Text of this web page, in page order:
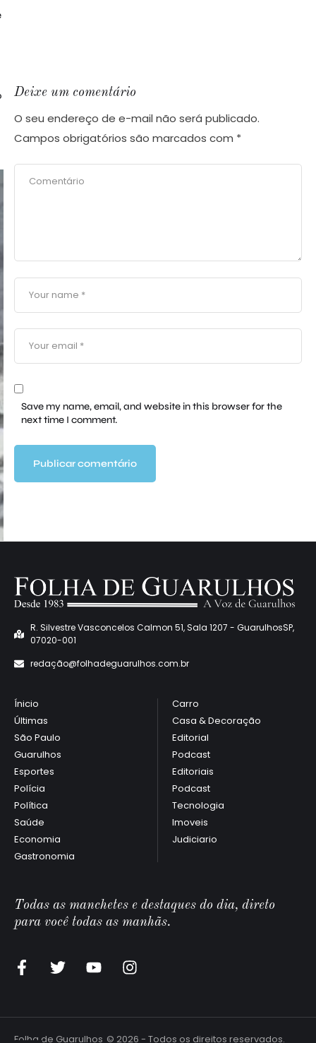
Deixe um comentário
O seu endereço de e-mail não será publicado.
Campos obrigatórios são marcados com *
Save my name, email, and website in this browser for the
next time I comment.
R. Silvestre Vasconcelos Calmon 51, Sala 1207 - GuarulhosSP,
07020-001
redação@folhadeguarulhos.com.br
Ínicio
Últimas
São Paulo
Guarulhos
Esportes
Polícia
Política
Saúde
Economia
Gastronomia
Carro
Casa & Decoração
Editorial
Podcast
Editoriais
Podcast
Tecnologia
Imoveis
Judiciario
Todas as manchetes e destaques do dia, direto
para você todas as manhãs.
Folha de Guarulhos © 2026 - Todos os direitos reservados.